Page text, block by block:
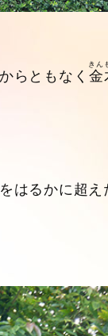
らともなく 金
きん
はるかに超